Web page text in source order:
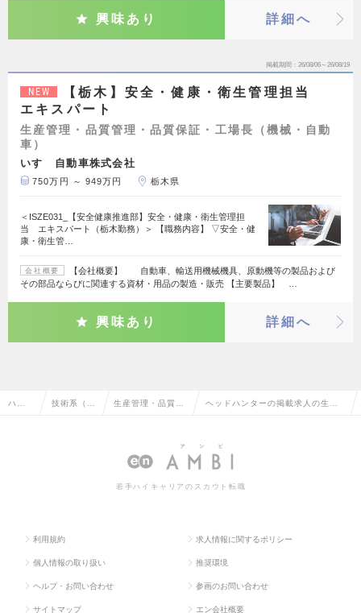
興味あり 詳細へ
掲載期間 26/08/06～26/08/19
NEW
【栃木】安全・健康・衛生管理担当
エキスパート
生産管理・品質管理・品質保証・工場長（機械・自動
車）
いすゞ自動車株式会社
750万円 ～ 949万円 栃木県
＜ISZE031_【安全健康推進部】安全・健康・衛生管理担
当 エキスパート（栃木勤務）＞ 【職務内容】 ▽安全・健
康・衛生管…
会社概要
【会社概要】 自動車、輸送用機械機具、原動機等の製品および
その部品ならびに関連する資材・用品の製造・販売 【主要製品】 …
興味あり 詳細へ
ハイ 技術系（機 生産管理・品質管
場長（機械・自動
ヘッドハンターの掲載求人の生産
長（機械・自動車）の転職・求人
若手ハイキャリアのスカウト転職
利用規約 求人情報に関するポリシー
個人情報の取り扱い 推奨環境
ヘルプ・お問い合わせ 参画のお問い合わせ
サイトマップ エン会社概要